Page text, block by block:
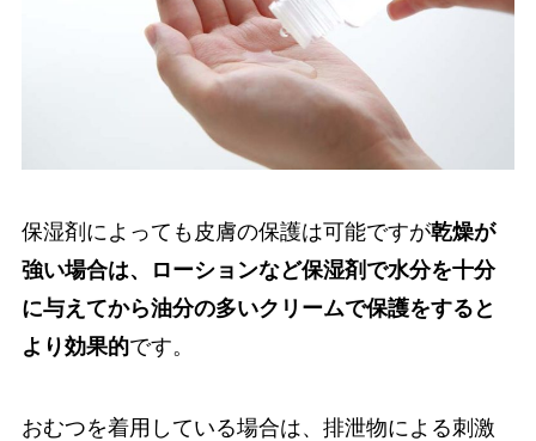
保湿剤によっても皮膚の保護は可能ですが乾燥が
強い場合は、ローションなど保湿剤で水分を十分
に与えてから油分の多いクリームで保護をすると
より効果的です。
おむつを着用している場合は、排泄物による刺激